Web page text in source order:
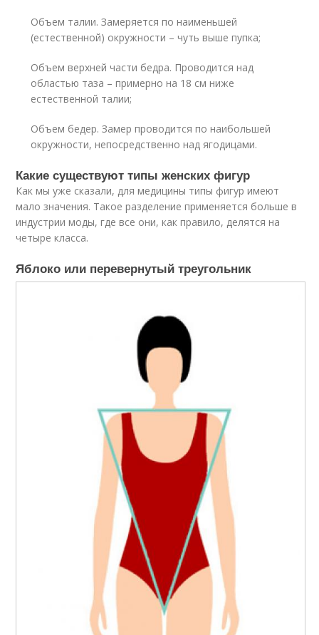
Объем талии. Замеряется по наименьшей
(естественной) окружности – чуть выше пупка;
Объем верхней части бедра. Проводится над
областью таза – примерно на 18 см ниже
естественной талии;
Объем бедер. Замер проводится по наибольшей
окружности, непосредственно над ягодицами.
Какие существуют типы женских фигур
Как мы уже сказали, для медицины типы фигур имеют
мало значения. Такое разделение применяется больше в
индустрии моды, где все они, как правило, делятся на
четыре класса.
Яблоко или перевернутый треугольник